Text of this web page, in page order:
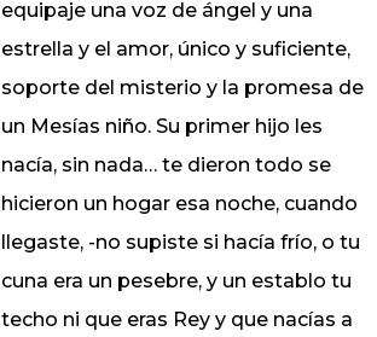
equipaje una voz de ángel y una
estrella y el amor, único y suficiente,
soporte del misterio y la promesa de
un Mesías niño. Su primer hijo les
nacía, sin nada… te dieron todo se
hicieron un hogar esa noche, cuando
llegaste, -no supiste si hacía frío, o tu
cuna era un pesebre, y un establo tu
techo ni que eras Rey y que nacías a